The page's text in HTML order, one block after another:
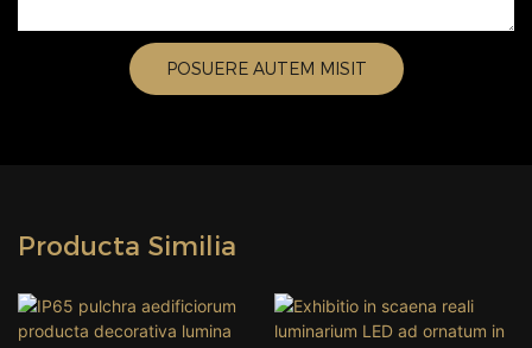
POSUERE AUTEM MISIT
Producta Similia